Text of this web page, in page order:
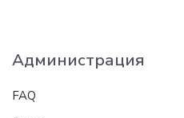
Администрация
FAQ